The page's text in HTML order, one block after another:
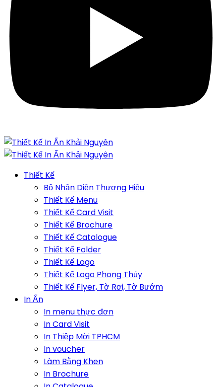
Thiết Kế
Bộ Nhận Diện Thương Hiệu
Thiết Kế Menu
Thiết Kế Card Visit
Thiết Kế Brochure
Thiết Kế Catalogue
Thiết Kế Folder
Thiết Kế Logo
Thiết Kế Logo Phong Thủy
Thiết Kế Flyer, Tờ Rơi, Tờ Bướm
In Ấn
In menu thực đơn
In Card Visit
In Thiệp Mời TPHCM
In voucher
Làm Bằng Khen
In Brochure